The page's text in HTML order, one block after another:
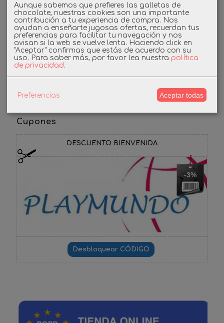
Twitter
Linkedin
Instagram
Cupones
DESCUENTO BIENVENIDA
-3%
Aunque sabemos que prefieres las galletas de
chocolate, nuestras cookies son una importante
contribución a tu experiencia de compra. Nos
ayudan a enseñarte jugosas ofertas, recuerdan tus
preferencias para facilitar tu navegación y nos
avisan si la web se vuelve lenta. Haciendo click en
"Aceptar" confirmas que estás de acuerdo con su
uso. Para saber más, por favor lea nuestra política
de privacidad.
Preferencias Aceptar todas